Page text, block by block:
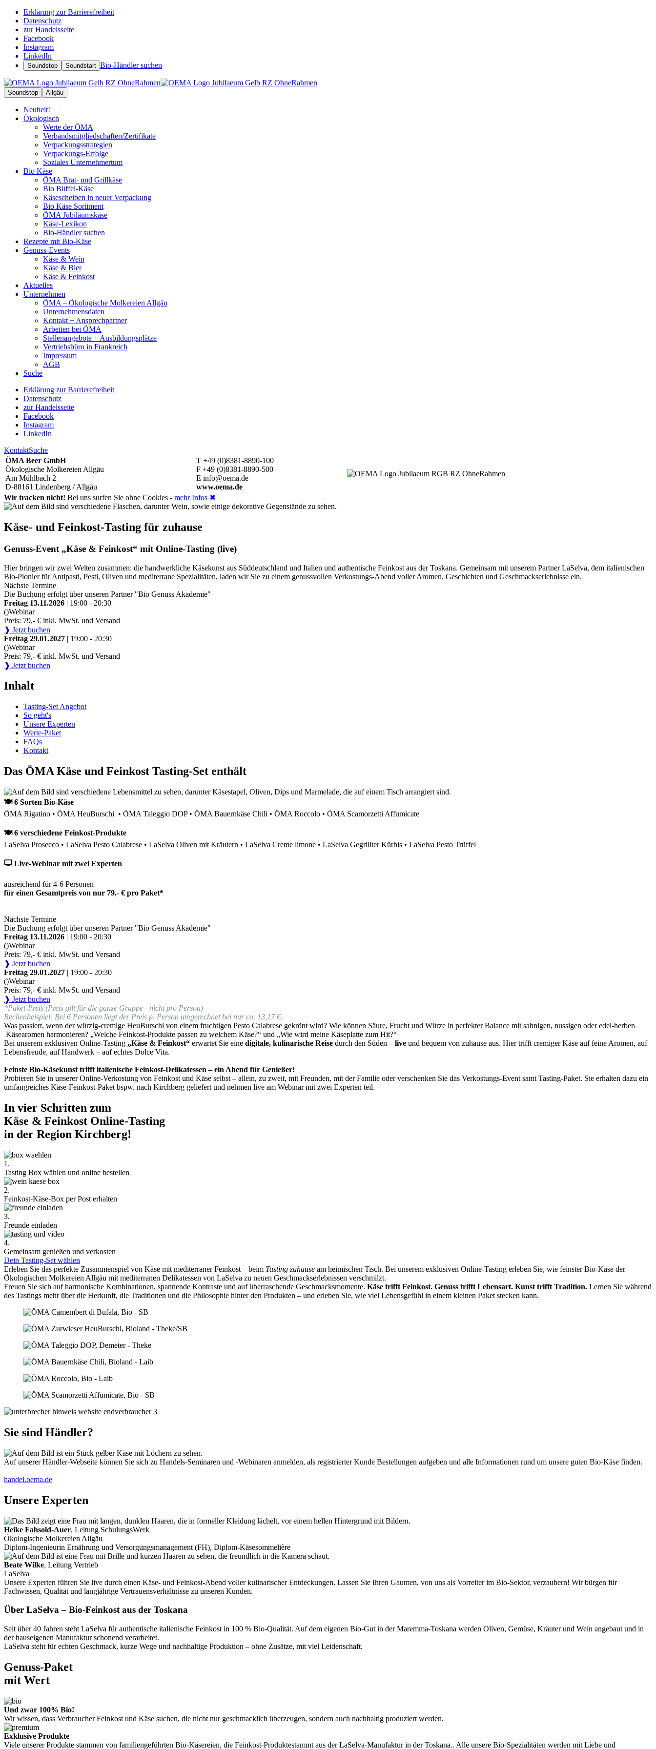
Erklärung zur Barrierefreiheit
Datenschutz
zur Handelsseite
Facebook
Instagram
LinkedIn
Soundstop Soundstart Bio-Händler suchen
Soundstop Allgäu
Neuheit!
Ökologisch
Werte der ÖMA
Verbandsmitgliedschaften/Zertifikate
Verpackungsstrategien
Verpackungs-Erfolge
Soziales Unternehmertum
Bio Käse
ÖMA Brat- und Grillkäse
Bio Büffel-Käse
Käsescheiben in neuer Verpackung
Bio Käse Sortiment
ÖMA Jubiläumskäse
Käse-Lexikon
Bio-Händler suchen
Rezepte mit Bio-Käse
Genuss-Events
Käse & Wein
Käse & Bier
Käse & Feinkost
Aktuelles
Unternehmen
ÖMA – Ökologische Molkereien Allgäu
Unternehmensdaten
Kontakt + Ansprechpartner
Arbeiten bei ÖMA
Stellenangebote + Ausbildungsplätze
Vertriebsbüro in Frankreich
Impressum
AGB
Suche
Erklärung zur Barrierefreiheit
Datenschutz
zur Handelsseite
Facebook
Instagram
LinkedIn
KontaktSuche
ÖMA Beer GmbH
Ökologische Molkereien Allgäu
Am Mühlbach 2
D-88161 Lindenberg / Allgäu
T +49 (0)8381-8890-100
F +49 (0)8381-8890-500
E info@oema.de
www.oema.de
Wir tracken nicht! Bei uns surfen Sie ohne Cookies - mehr Infos ✖
Käse- und Feinkost-Tasting für zuhause
Genuss-Event „Käse & Feinkost“ mit Online-Tasting (live)
Hier bringen wir zwei Welten zusammen: die handwerkliche Käsekunst aus Süddeutschland und Italien und authentische Feinkost aus der Toskana. Gemeinsam mit unserem Partner LaSelva, dem italienischen
Bio-Pionier für Antipasti, Pesti, Oliven und mediterrane Spezialitäten, laden wir Sie zu einem genussvollen Verkostungs-Abend voller Aromen, Geschichten und Geschmackserlebnisse ein.
Nächste Termine
Die Buchung erfolgt über unseren Partner "Bio Genuss Akademie"
Freitag 13.11.2026 | 19:00 - 20:30
()Webinar
Preis: 79,- € inkl. MwSt. und Versand
❱ Jetzt buchen
Freitag 29.01.2027 | 19:00 - 20:30
()Webinar
Preis: 79,- € inkl. MwSt. und Versand
❱ Jetzt buchen
Inhalt
Tasting-Set Angebot
So geht's
Unsere Experten
Werte-Paket
FAQs
Kontakt
Das ÖMA Käse und Feinkost Tasting-Set enthält
🍽 6 Sorten Bio-Käse
ÖMA Rigatino • ÖMA HeuBurschi • ÖMA Taleggio DOP • ÖMA Bauernkäse Chili • ÖMA Roccolo • ÖMA Scamorzetti Affumicate
🍽 6 verschiedene Feinkost-Produkte
LaSelva Prosecco • LaSelva Pesto Calabrese • LaSelva Oliven mit Kräutern • LaSelva Creme limone • LaSelva Gegrillter Kürbis • LaSelva Pesto Trüffel
🖵 Live-Webinar mit zwei Experten
ausreichend für 4-6 Personen
für einen Gesamtpreis von nur 79,- € pro Paket*
Nächste Termine
Die Buchung erfolgt über unseren Partner "Bio Genuss Akademie"
Freitag 13.11.2026 | 19:00 - 20:30
()Webinar
Preis: 79,- € inkl. MwSt. und Versand
❱ Jetzt buchen
Freitag 29.01.2027 | 19:00 - 20:30
()Webinar
Preis: 79,- € inkl. MwSt. und Versand
❱ Jetzt buchen
*Paket-Preis (Preis gilt für die ganze Gruppe - nicht pro Person)
Rechenbeispiel: Bei 6 Personen liegt der Preis p. Person umgerechnet bei nur ca. 13,17 €.
Was passiert, wenn der würzig-cremige HeuBurschi von einem fruchtigen Pesto Calabrese gekrönt wird? Wie können Säure, Frucht und Würze in perfekter Balance mit sahnigen, nussigen oder edel-herben
Käsearomen harmonieren? „Welche Feinkost-Produkte passen zu welchem Käse?“ und „Wie wird meine Käseplatte zum Hit?“
Bei unserem exklusiven Online-Tasting „Käse & Feinkost“ erwartet Sie eine digitale, kulinarische Reise durch den Süden – live und bequem von zuhause aus. Hier trifft cremiger Käse auf feine Aromen, auf
Lebensfreude, auf Handwerk – auf echtes Dolce Vita.
Feinste Bio-Käsekunst trifft italienische Feinkost-Delikatessen – ein Abend für Genießer!
Probieren Sie in unserer Online-Verkostung von Feinkost und Käse selbst – allein, zu zweit, mit Freunden, mit der Familie oder verschenken Sie das Verkostungs-Event samt Tasting-Paket. Sie erhalten dazu ein
umfangreiches Käse-Feinkost-Paket bspw. nach Kirchberg geliefert und nehmen live am Webinar mit zwei Experten teil.
In vier Schritten zum
Käse & Feinkost Online-Tasting
in der Region Kirchberg!
1.
Tasting Box wählen und online bestellen
2.
Feinkost-Käse-Box per Post erhalten
3.
Freunde einladen
4.
Gemeinsam genießen und verkosten
Dein Tasting-Set wählen
Erleben Sie das perfekte Zusammenspiel von Käse mit mediterraner Feinkost – beim Tasting zuhause am heimischen Tisch. Bei unserem exklusiven Online-Tasting erleben Sie, wie feinster Bio-Käse der
Ökologischen Molkereien Allgäu mit mediterranen Delikatessen von LaSelva zu neuen Geschmackserlebnissen verschmilzt.
Freuen Sie sich auf harmonische Kombinationen, spannende Kontraste und auf überraschende Geschmacksmomente. Käse trifft Feinkost. Genuss trifft Lebensart. Kunst trifft Tradition. Lernen Sie während
des Tastings mehr über die Herkunft, die Traditionen und die Philosophie hinter den Produkten – und erleben Sie, wie viel Lebensgefühl in einem kleinen Paket stecken kann.
Sie sind Händler?
Auf unserer Händler-Webseite können Sie sich zu Handels-Seminaren und -Webinaren anmelden, als registrierter Kunde Bestellungen aufgeben und alle Informationen rund um unsere guten Bio-Käse finden.
handel.oema.de
Unsere Experten
Heike Fahsold-Auer, Leitung SchulungsWerk
Ökologische Molkereien Allgäu
Diplom-Ingenieurin Ernährung und Versorgungsmanagement (FH), Diplom-Käsesommelière
Beate Wilke, Leitung Vertrieb
LaSelva
Unsere Experten führen Sie live durch einen Käse- und Feinkost-Abend voller kulinarischer Entdeckungen. Lassen Sie Ihren Gaumen, von uns als Vorreiter im Bio-Sektor, verzaubern! Wir bürgen für
Fachwissen, Qualität und langjährige Vertrauensverhältnisse zu unseren Kunden.
Über LaSelva – Bio-Feinkost aus der Toskana
Seit über 40 Jahren steht LaSelva für authentische italienische Feinkost in 100 % Bio-Qualität. Auf dem eigenen Bio-Gut in der Maremma-Toskana werden Oliven, Gemüse, Kräuter und Wein angebaut und in
der hauseigenen Manufaktur schonend verarbeitet.
LaSelva steht für echten Geschmack, kurze Wege und nachhaltige Produktion – ohne Zusätze, mit viel Leidenschaft.
Genuss-Paket
mit Wert
Und zwar 100% Bio!
Wir wissen, dass Verbraucher Feinkost und Käse suchen, die nicht nur geschmacklich überzeugen, sondern auch nachhaltig produziert werden.
Exklusive Produkte
Viele unserer Produkte stammen von familiengeführten Bio-Käsereien, die Feinkost-Produktestammt aus der LaSelva-Manufaktur in der Toskana.. Alle unsere Bio-Spezialitäten werden mit Liebe und